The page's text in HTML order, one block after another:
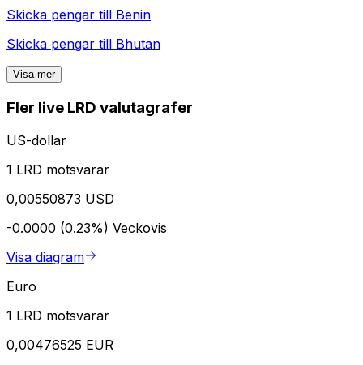
Skicka pengar till Benin
Skicka pengar till Bhutan
Visa mer
Fler live LRD valutagrafer
US-dollar
1 LRD motsvarar
0,00550873 USD
-0.0000 (0.23%) Veckovis
Visa diagram
Euro
1 LRD motsvarar
0,00476525 EUR